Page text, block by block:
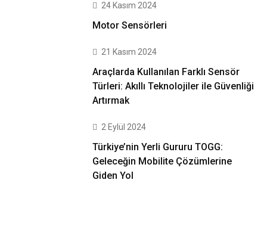
24 Kasım 2024
Motor Sensörleri
21 Kasım 2024
Araçlarda Kullanılan Farklı Sensör
Türleri: Akıllı Teknolojiler ile Güvenliği
Artırmak
2 Eylül 2024
Türkiye’nin Yerli Gururu TOGG:
Geleceğin Mobilite Çözümlerine
Giden Yol